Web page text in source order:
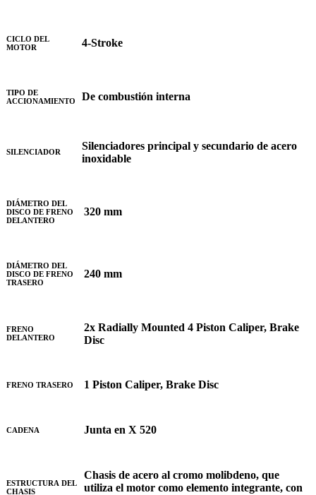
CICLO DEL
MOTOR
4-Stroke
TIPO DE
ACCIONAMIENTO
De combustión interna
SILENCIADOR
Silenciadores principal y secundario de acero
inoxidable
DIÁMETRO DEL
DISCO DE FRENO
DELANTERO
320 mm
DIÁMETRO DEL
DISCO DE FRENO
TRASERO
240 mm
FRENO
DELANTERO
2x Radially Mounted 4 Piston Caliper, Brake
Disc
FRENO TRASERO 1 Piston Caliper, Brake Disc
CADENA Junta en X 520
ESTRUCTURA DEL
CHASIS
Chasis de acero al cromo molibdeno, que
utiliza el motor como elemento integrante, con